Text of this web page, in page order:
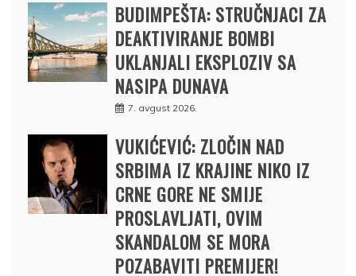
BUDIMPEŠTA: STRUČNJACI ZA
DEAKTIVIRANJE BOMBI
UKLANJALI EKSPLOZIV SA
NASIPA DUNAVA
7. avgust 2026.
VUKIĆEVIĆ: ZLOČIN NAD
SRBIMA IZ KRAJINE NIKO IZ
CRNE GORE NE SMIJE
PROSLAVLJATI, OVIM
SKANDALOM SE MORA
POZABAVITI PREMIJER!